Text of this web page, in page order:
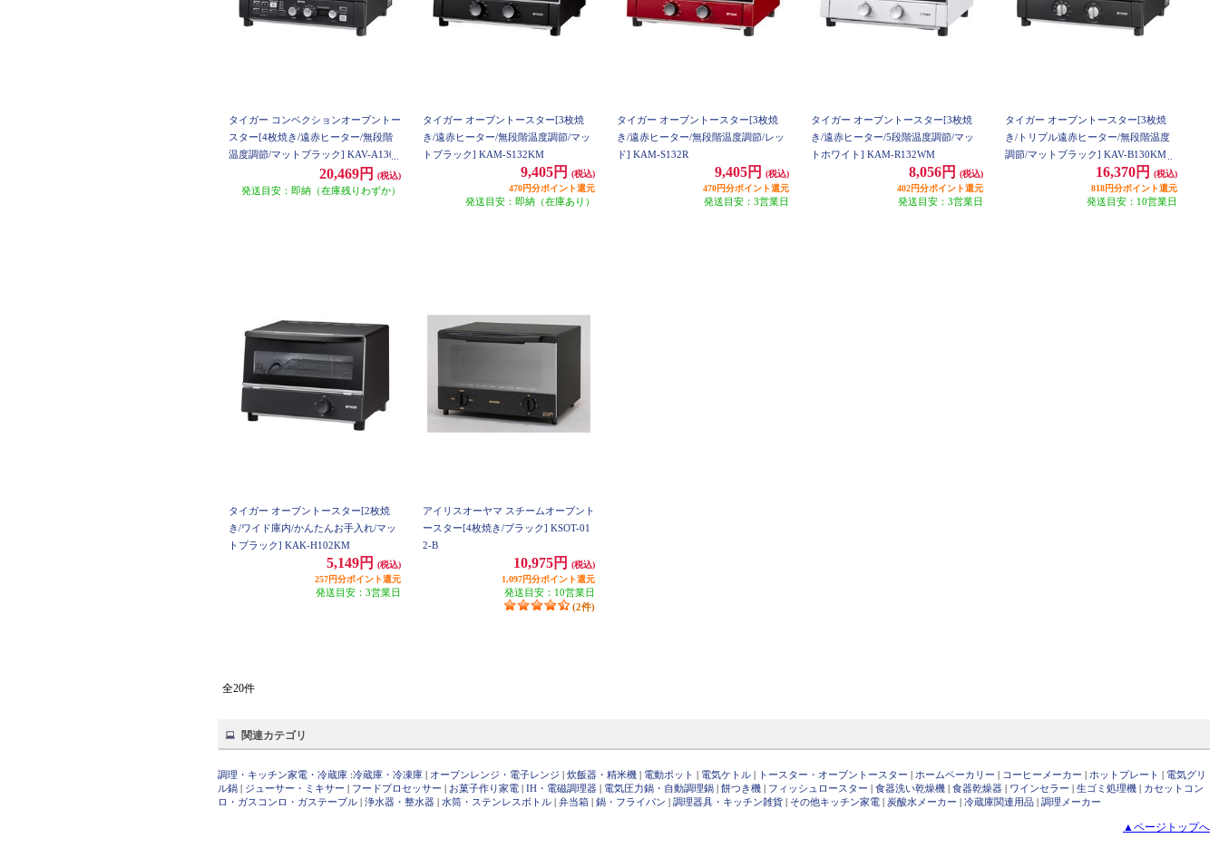
タイガー コンベクションオーブントー
スター[4枚焼き/遠赤ヒーター/無段階
温度調節/マットブラック] KAV-A130
20,469円 (税込)
発送目安：即納（在庫残りわずか）
タイガー オーブントースター[3枚焼
き/遠赤ヒーター/無段階温度調節/マッ
トブラック] KAM-S132KM
9,405円
(税込)
470円分ポイント還元
発送目安：即納（在庫あり）
タイガー オーブントースター[3枚焼
き/遠赤ヒーター/無段階温度調節/レッ
ド] KAM-S132R
9,405円
(税込)
470円分ポイント還元
発送目安：3営業日
タイガー オーブントースター[3枚焼
き/遠赤ヒーター/5段階温度調節/マッ
トホワイト] KAM-R132WM
8,056円
(税込)
402円分ポイント還元
発送目安：3営業日
タイガー オーブントースター[3枚焼
き/トリプル遠赤ヒーター/無段階温度
調節/マットブラック] KAV-B130KM
16,370円
(税込)
818円分ポイント還元
発送目安：10営業日
タイガー オーブントースター[2枚焼
き/ワイド庫内/かんたんお手入れ/マッ
トブラック] KAK-H102KM
5,149円
(税込)
257円分ポイント還元
発送目安：3営業日
アイリスオーヤマ スチームオーブント
ースター[4枚焼き/ブラック] KSOT-01
2-B
10,975円
(税込)
1,097円分ポイント還元
発送目安：10営業日
(2件)
全20件
関連カテゴリ
調理・キッチン家電・冷蔵庫 :冷蔵庫・冷凍庫 | オーブンレンジ・電子レンジ | 炊飯器・精米機 | 電動ポット | 電気ケトル | トースター・オーブントースター | ホームベーカリー | コーヒーメーカー | ホットプレート | 電気グリ
ル鍋 | ジューサー・ミキサー | フードプロセッサー | お菓子作り家電 | IH・電磁調理器 | 電気圧力鍋・自動調理鍋 | 餅つき機 | フィッシュロースター | 食器洗い乾燥機 | 食器乾燥器 | ワインセラー | 生ゴミ処理機 | カセットコン
ロ・ガスコンロ・ガステーブル | 浄水器・整水器 | 水筒・ステンレスボトル | 弁当箱 | 鍋・フライパン | 調理器具・キッチン雑貨 | その他キッチン家電 | 炭酸水メーカー | 冷蔵庫関連用品 | 調理メーカー
▲ページトップへ